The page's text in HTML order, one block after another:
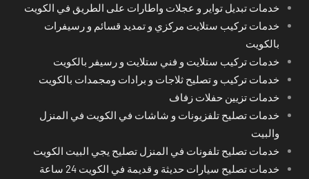
خدمات تبديل تواير و عجلات واطارات على الطريق في الكويت
خدمات تركيب ستلايت مركزي و تمديد قسائم و رسيفرات
بالكويت
خدمات تركيب ستلايت و فني ستلايت و رسيفر بالكويت
خدمات تركيب و تصليح ثلاجات و برادات ومجمدات بالكويت
خدمات تزيين حفلات زفاف
خدمات تصليح تلفزيونات و شاشات في الكويت في المنزل
والبيت
خدمات تصليح تلفونات في المنزل تصليح يجي البيت الكويت
خدمات تصليح سيارات حديثة و قديمة في الكويت 24 ساعة